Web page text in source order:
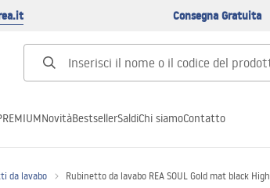
Consegna Gratuita
NovitàBestsellerSaldiChi siamoContatto
da lavabo Rubinetto da lavabo REA SOUL Gold mat black High